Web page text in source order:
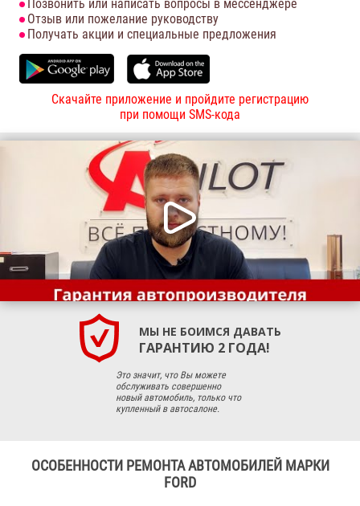
Позвонить или написать вопросы в мессенджере
Отзыв или пожелание руководству
Получать акции и специальные предложения
Скачайте приложение и пройдите регистрацию
при помощи SMS-кода
МЫ НЕ БОИМСЯ ДАВАТЬ
ГАРАНТИЮ 2 ГОДА!
Это значит, что Вы можете
обслуживать совершенно
новый автомобиль, только что
купленный в автосалоне.
ОСОБЕННОСТИ РЕМОНТА АВТОМОБИЛЕЙ МАРКИ
FORD